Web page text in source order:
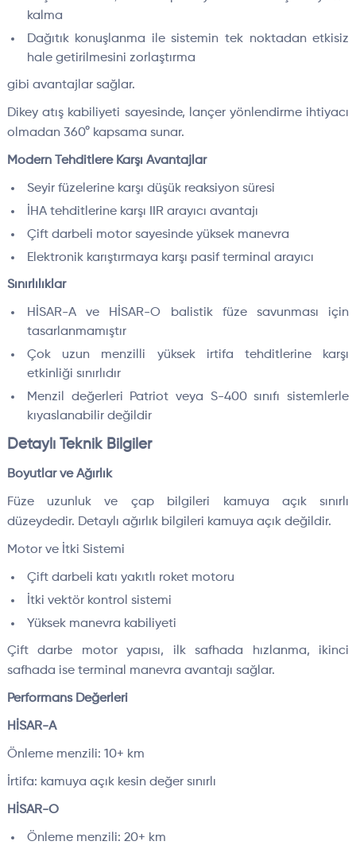
kalma
Dağıtık konuşlanma ile sistemin tek noktadan etkisiz
hale getirilmesini zorlaştırma
gibi avantajlar sağlar.
Dikey atış kabiliyeti sayesinde, lançer yönlendirme ihtiyacı
olmadan 360° kapsama sunar.
Modern Tehditlere Karşı Avantajlar
Seyir füzelerine karşı düşük reaksiyon süresi
İHA tehditlerine karşı IIR arayıcı avantajı
Çift darbeli motor sayesinde yüksek manevra
Elektronik karıştırmaya karşı pasif terminal arayıcı
Sınırlılıklar
HİSAR-A ve HİSAR-O balistik füze savunması için
tasarlanmamıştır
Çok uzun menzilli yüksek irtifa tehditlerine karşı
etkinliği sınırlıdır
Menzil değerleri Patriot veya S-400 sınıfı sistemlerle
kıyaslanabilir değildir
Detaylı Teknik Bilgiler
Boyutlar ve Ağırlık
Füze uzunluk ve çap bilgileri kamuya açık sınırlı
düzeydedir. Detaylı ağırlık bilgileri kamuya açık değildir.
Motor ve İtki Sistemi
Çift darbeli katı yakıtlı roket motoru
İtki vektör kontrol sistemi
Yüksek manevra kabiliyeti
Çift darbe motor yapısı, ilk safhada hızlanma, ikinci
safhada ise terminal manevra avantajı sağlar.
Performans Değerleri
HİSAR-A
Önleme menzili: 10+ km
İrtifa: kamuya açık kesin değer sınırlı
HİSAR-O
Önleme menzili: 20+ km